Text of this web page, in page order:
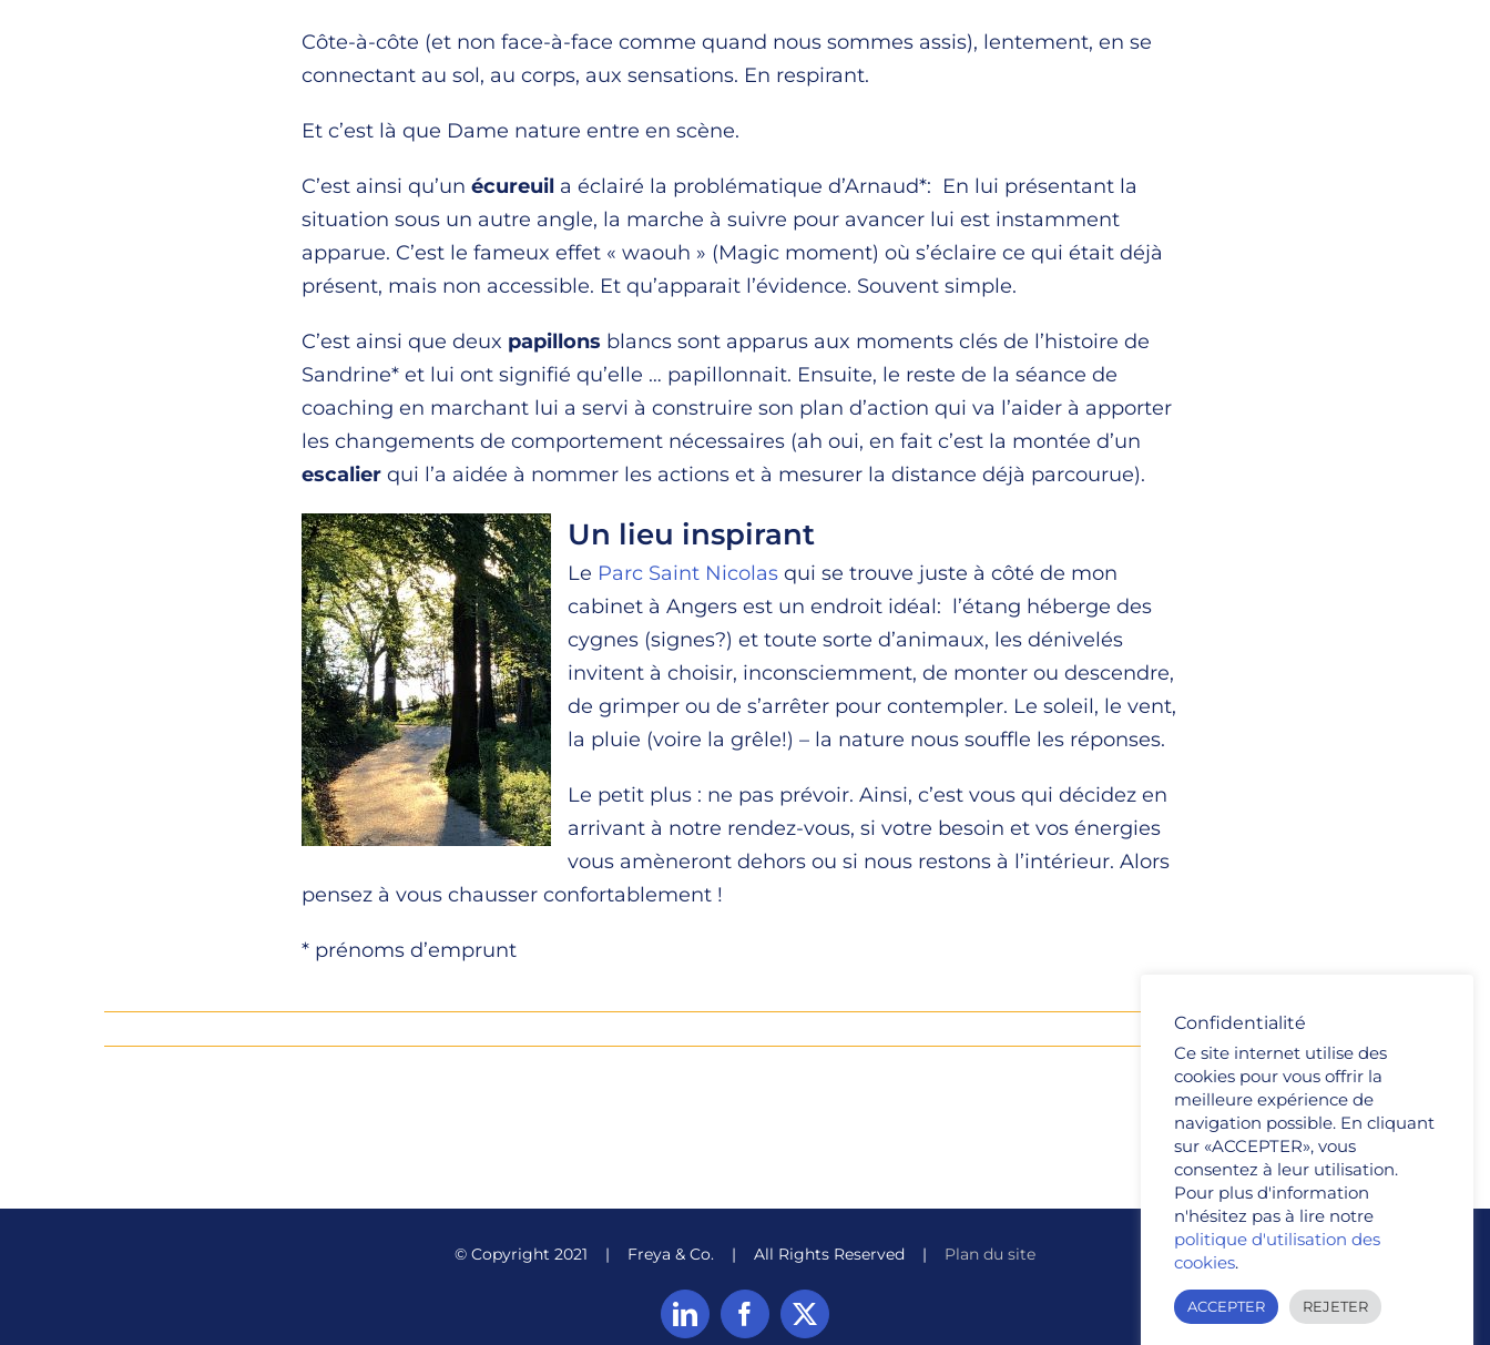
Côte-à-côte (et non face-à-face comme quand nous sommes assis), lentement, en se
connectant au sol, au corps, aux sensations. En respirant.
Et c’est là que Dame nature entre en scène.
C’est ainsi qu’un écureuil a éclairé la problématique d’Arnaud*: En lui présentant la
situation sous un autre angle, la marche à suivre pour avancer lui est instamment
apparue. C’est le fameux effet « waouh » (Magic moment) où s’éclaire ce qui était déjà
présent, mais non accessible. Et qu’apparait l’évidence. Souvent simple.
C’est ainsi que deux papillons blancs sont apparus aux moments clés de l’histoire de
Sandrine* et lui ont signifié qu’elle … papillonnait. Ensuite, le reste de la séance de
coaching en marchant lui a servi à construire son plan d’action qui va l’aider à apporter
les changements de comportement nécessaires (ah oui, en fait c’est la montée d’un
escalier qui l’a aidée à nommer les actions et à mesurer la distance déjà parcourue).
Un lieu inspirant
Le Parc Saint Nicolas qui se trouve juste à côté de mon
cabinet à Angers est un endroit idéal: l’étang héberge des
cygnes (signes?) et toute sorte d’animaux, les dénivelés
invitent à choisir, inconsciemment, de monter ou descendre,
de grimper ou de s’arrêter pour contempler. Le soleil, le vent,
la pluie (voire la grêle!) – la nature nous souffle les réponses.
Le petit plus : ne pas prévoir. Ainsi, c’est vous qui décidez en
arrivant à notre rendez-vous, si votre besoin et vos énergies
vous amèneront dehors ou si nous restons à l’intérieur. Alors
pensez à vous chausser confortablement !
* prénoms d’emprunt
© Copyright 2021 | Freya & Co. | All Rights Reserved | Plan du site
LinkedInFacebook
X
Confidentialité
Ce site internet utilise des
cookies pour vous offrir la
meilleure expérience de
navigation possible. En cliquant
sur «ACCEPTER», vous
consentez à leur utilisation.
Pour plus d'information
n'hésitez pas à lire notre
politique d'utilisation des
cookies.
ACCEPTER REJETER